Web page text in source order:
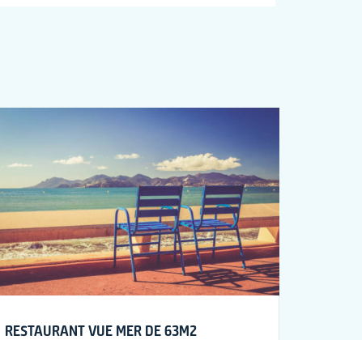
RESTAURANT VUE MER DE 63M2